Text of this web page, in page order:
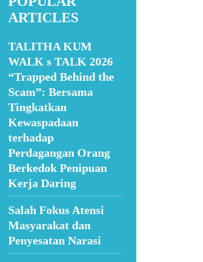
ARTICLES
TALITHA KUM
WALK s TALK 2026
“Trapped Behind the
Scam”: Bersama
Tingkatkan
Kewaspadaan
terhadap
Perdagangan Orang
Berkedok Penipuan
Kerja Daring
Salah Fokus Atensi
Masyarakat dan
Penyesatan Narasi